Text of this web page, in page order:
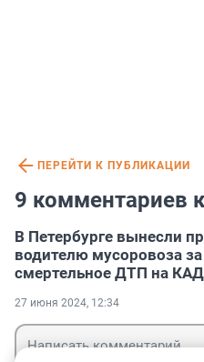
ПЕРЕЙТИ К ПУБЛИКАЦИИ
9 комментариев
В Петербурге вынесли
водителю мусоровоза за
смертельное ДТП на КАД
27 июня 2024, 12:34